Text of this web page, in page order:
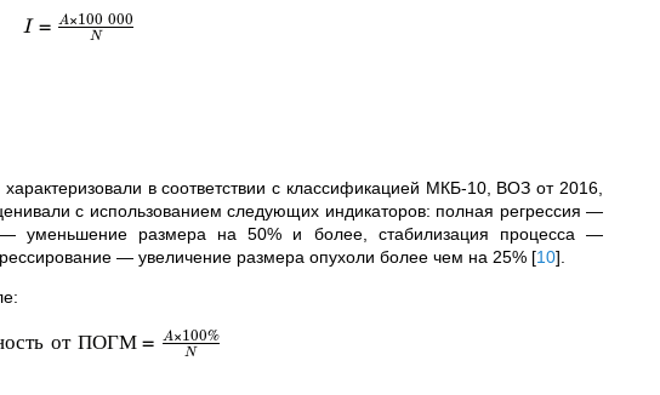
I = N
A×100 000
в соответствии с классификацией МКБ-10, ВОЗ от 2016,
с использованием следующих индикаторов: полная регрессия —
— уменьшение размера на 50% и более, стабилизация процесса —
— увеличение размера опухоли более чем на 25% [10]
от ПОГМ= N
A×100%